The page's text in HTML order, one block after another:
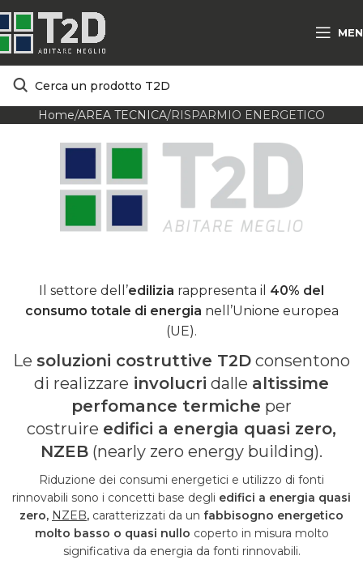
Home AREA TECNICA RISPARMIO ENERGETICO
Il settore dell’edilizia rappresenta il 40% del
consumo totale di energia nell’Unione europea
(UE).
Le soluzioni costruttive T2D consentono
di realizzare involucri dalle altissime
perfomance termiche per
costruire edifici a energia quasi zero,
NZEB (nearly zero energy building).
Riduzione dei consumi energetici e utilizzo di fonti
rinnovabili sono i concetti base degli edifici a energia quasi
zero, NZEB, caratterizzati da un fabbisogno energetico
molto basso o quasi nullo coperto in misura molto
significativa da energia da fonti rinnovabili.